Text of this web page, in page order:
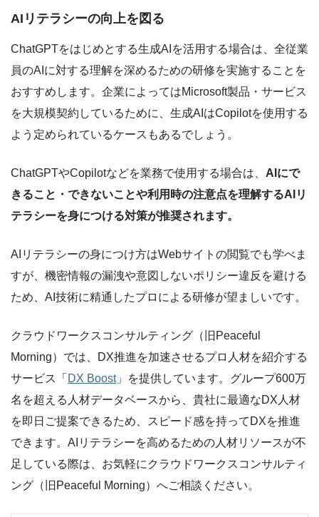
AIリテラシーの向上を図る
ChatGPTをはじめとする生成AIを活用する場合は、全従業
員のAIに対する理解を深めるための研修を実施することを
おすすめします。企業によってはMicrosoft製品・サービス
を大規模契約しているために、生成AIはCopilotを使用する
よう定められているケースもあるでしょう。
ChatGPTやCopilotなどを業務で使用する場合は、 AIにで
きること・できないことや利用時の注意点を理解するAIリ
テラシーを身につける対策が推奨されます。
AIリテラシーの身につけ方はWebサイトの閲覧でも学べま
すが、機密情報の漏洩や意図しないポリシー違反を避ける
ため、AI技術に精通したプロによる研修が望ましいです。
クラウドワークスコンサルティング（旧Peaceful
Morning）では、DX推進を加速させるプロ人材を紹介する
サービス「 DX Boost」を提供しています。グループ600万
名を超える人材データベースから、貴社に最適なDX人材
を即日ご提案できるため、スピード感を持ってDXを推進
できます。AIリテラシーを高めるための人材リソースが不
足している際は、お気軽にクラウドワークスコンサルティ
ング（旧Peaceful Morning）へご相談ください。